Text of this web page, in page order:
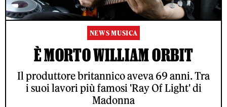
NEWS MUSICA
È MORTO WILLIAM ORBIT
Il produttore britannico aveva 69 anni. Tra
i suoi lavori più famosi 'Ray Of Light' di
Madonna